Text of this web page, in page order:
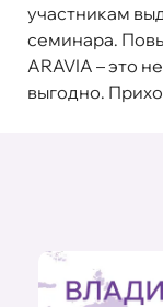
участникам
семинара.
ARAVIA – это
выгодно.